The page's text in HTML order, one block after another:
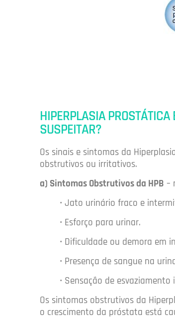
HIPERPLASIA
SUSPEITAR?
Os sinais e sintomas da
obstrutivos ou irritativos.
a) Sintomas Obstrutivos da HPB –
• Jato urinário fraco e
• Esforço para urinar.
• Dificuldade ou demora em
• Presença de sangue na
• Sensação de
Os sintomas obstrutivos da
o crescimento da próstata está